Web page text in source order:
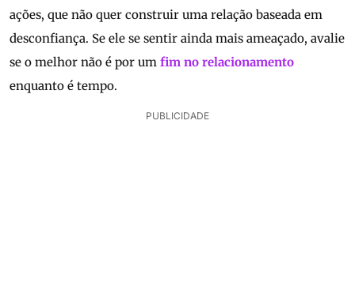
ações, que não quer construir uma relação baseada em
desconfiança. Se ele se sentir ainda mais ameaçado, avalie
se o melhor não é por um fim no relacionamento
enquanto é tempo.
PUBLICIDADE